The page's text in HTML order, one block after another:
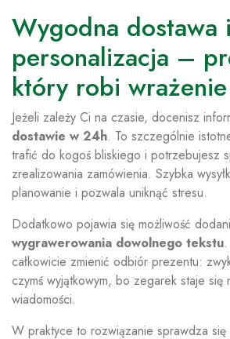
Wygodna dostawa i
personalizacja –
który robi wrażenie
Jeżeli zależy Ci na czasie, docenisz
dostawie w 24h. To szczególnie
trafić do kogoś bliskiego i potrzebujesz
zrealizowania zamówienia. Szybka
planowanie i pozwala uniknąć stresu.
Dodatkowo pojawia się możliwość
wygrawerowania dowolnego tekstu
całkowicie zmienić odbiór prezentu:
czymś wyjątkowym, bo zegarek staje się
wiadomości.
W praktyce to rozwiązanie sprawdza